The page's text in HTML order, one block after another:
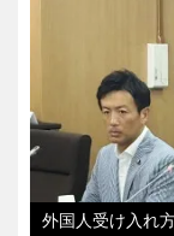
外国人受け入れ